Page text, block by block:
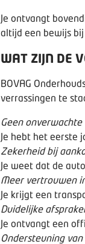
Je ontvangt
altijd een bewijs bij
WAT ZIJN DE
BOVAG
verrassingen te
Geen
Je hebt het eerste
Zekerheid bij
Je weet dat de
Meer vertrouwen
Je krijgt een
Duidelijke
Je ontvangt een
Ondersteuning